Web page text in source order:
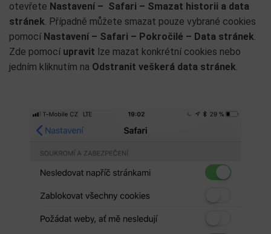
otevřete Nastavení – Safari – Smazat historii a data
stránek. Případně můžete smazat pouze vybrané cookies
pomocí Nastavení – Safari – Pokročilé – Data stránek.
Zde pomocí upravit lze mazat konkrétní cookies nebo
jedním kliknutím na Odstranit veškerá data stránek.